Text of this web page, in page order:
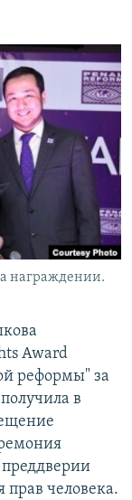
награждении.
Award
реформы" за
в
преддверии
человека.